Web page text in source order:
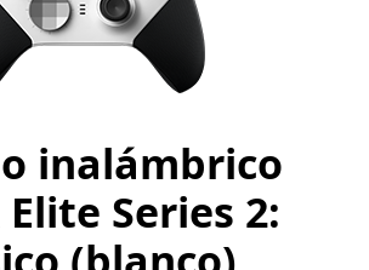
inalámbrico
Elite Series 2: